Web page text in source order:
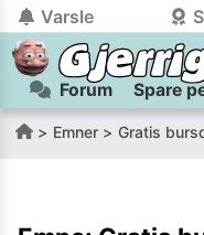
Varsle
Logg inn på
Send inn tips:
Forum Spare
Emner Gratis